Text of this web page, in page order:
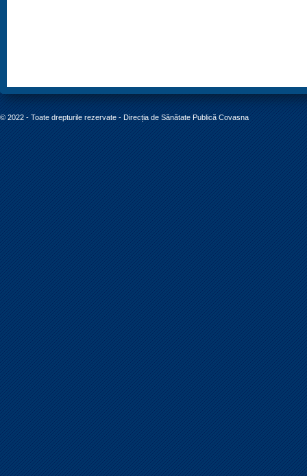
© 2022 - Toate drepturile rezervate - Direcția de Sănătate Publică Covasna